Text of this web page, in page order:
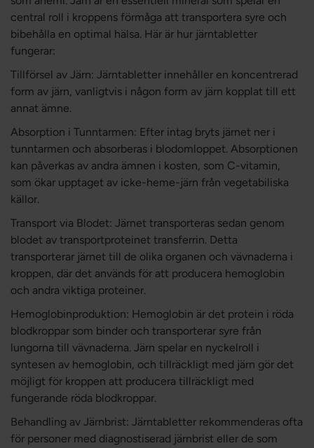
central roll i kroppens förmåga att transportera syre och
bibehålla en optimal hälsa. Här är hur järntabletter
fungerar:
Tillförsel av Järn: Järntabletter innehåller en koncentrerad
form av järn, vanligtvis i någon form av järn kopplat till ett
annat ämne.
Absorption i Tunntarmen: Efter intag bryts järnet ner i
tunntarmen och absorberas i blodomloppet. Absorptionen
kan påverkas av andra ämnen i kosten, som C-vitamin,
som ökar upptaget av icke-heme-järn från vegetabiliska
källor.
Transport via Blodet: Järnet transporteras sedan genom
blodet av transportproteinet transferrin. Detta
transporterar järnet till de olika organen och vävnaderna i
kroppen, där det används för att producera hemoglobin
och andra viktiga proteiner.
Hemoglobinproduktion: Hemoglobin är det protein i röda
blodkroppar som binder och transporterar syre från
lungorna till vävnaderna. Järn spelar en nyckelroll i
syntesen av hemoglobin, och tillräckligt med järn gör det
möjligt för kroppen att producera tillräckligt med
fungerande röda blodkroppar.
Behandling av Järnbrist: Järntabletter rekommenderas ofta
för personer med diagnostiserad järnbrist eller de som